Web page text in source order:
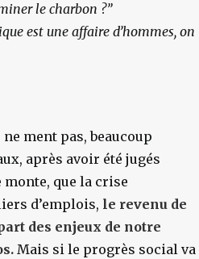
le charbon ?”
est une affaire d’hommes, on
ment pas, beaucoup
après avoir été jugés
que la crise
d’emplois, le revenu de
des enjeux de notre
Mais si le progrès social va